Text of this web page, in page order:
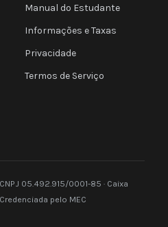
Manual do Estudante
Informações e Taxas
Privacidade
Termos de Serviço
05.492.915/0001-85 · Caixa
pelo MEC